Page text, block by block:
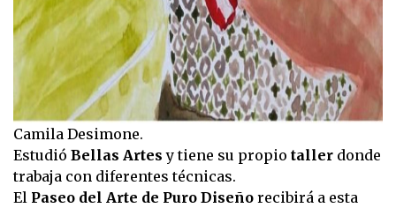
Camila Desimone.
Estudió Bellas Artes y tiene su propio taller donde
trabaja con diferentes técnicas.
El Paseo del Arte de Puro Diseño recibirá a esta